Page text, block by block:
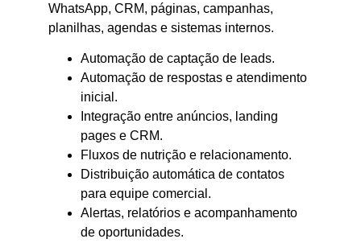
WhatsApp, CRM, páginas, campanhas,
planilhas, agendas e sistemas internos.
Automação de captação de leads.
Automação de respostas e atendimento
inicial.
Integração entre anúncios, landing
pages e CRM.
Fluxos de nutrição e relacionamento.
Distribuição automática de contatos
para equipe comercial.
Alertas, relatórios e acompanhamento
de oportunidades.